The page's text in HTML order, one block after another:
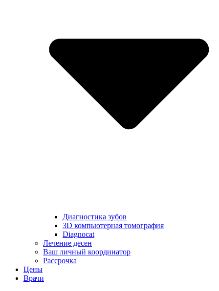
Диагностика зубов
3D компьютерная томография
Diagnocat
Лечение десен
Ваш личный координатор
Рассрочка
Цены
Врачи